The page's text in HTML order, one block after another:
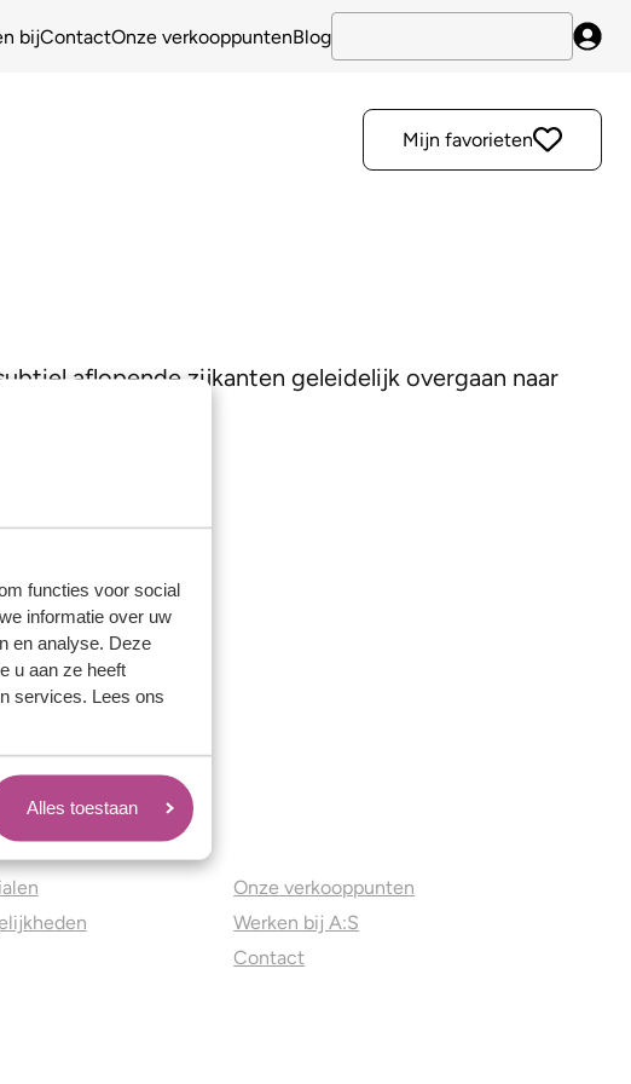
functies voor social
informatie over uw
en analyse. Deze
u aan ze heeft
services. Lees ons
Alles toestaan
bijContactOnze verkooppuntenBlog
Mijn favorieten
aflopende zijkanten geleidelijk overgaan naar
Onze verkooppunten
Werken bij A:S
Contact